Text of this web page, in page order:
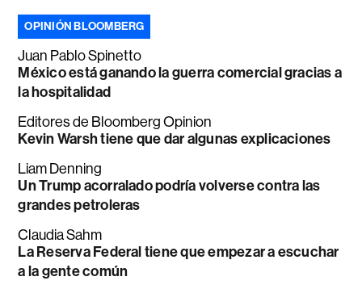
OPINIÓN BLOOMBERG
Juan Pablo Spinetto
México está ganando la guerra comercial gracias a
la hospitalidad
Editores de Bloomberg Opinion
Kevin Warsh tiene que dar algunas explicaciones
Liam Denning
Un Trump acorralado podría volverse contra las
grandes petroleras
Claudia Sahm
La Reserva Federal tiene que empezar a escuchar
a la gente común